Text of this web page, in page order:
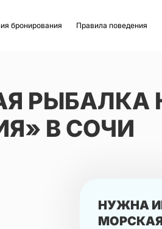
бронирования Правила поведения
РЫБАЛКА
В СОЧИ
НУЖНА